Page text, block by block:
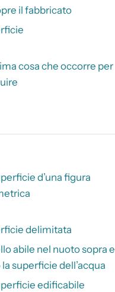
il fabbricato
cosa che occorre per
d’una figura
delimitata
abile nel nuoto sopra e
superficie dell’acqua
edificabile